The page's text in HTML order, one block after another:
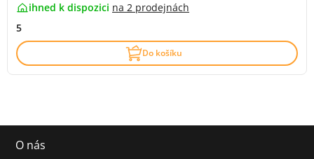
ihned k dispozici na 2 prodejnách
5
Do košíku
O nás